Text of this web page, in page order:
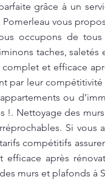
grâce à un
vous
occupons de
taches,
et efficace
par leur
ou
Nettoyage des
Si
compétitifs
après
murs et plafonds à